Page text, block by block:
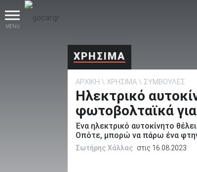
MENU
βρες το!
ΧΡΗΣΙΜΑ
ΑΡΧΙΚΗ ΧΡΗΣΙΜΑ ΣΥΜΒΟΥΛΕΣ
Ηλεκτρικό
φωτοβολταϊκά
Ένα ηλεκτρικό αυτοκίνητο
Οπότε, μπορώ να πάρω ένα
Σωτήρης Χάλλας στις 16.08.2023